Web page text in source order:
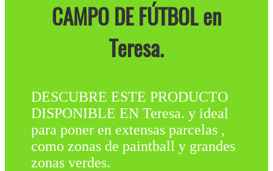
CAMPO DE FÚTBOL en
Teresa.
DESCUBRE ESTE PRODUCTO
DISPONIBLE EN Teresa. y ideal
para poner en extensas parcelas ,
como zonas de paintball y grandes
zonas verdes.